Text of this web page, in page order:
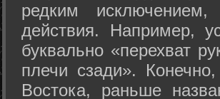
редким
действия. Например,
буквально «перехват
плечи сзади».
Востока, раньше